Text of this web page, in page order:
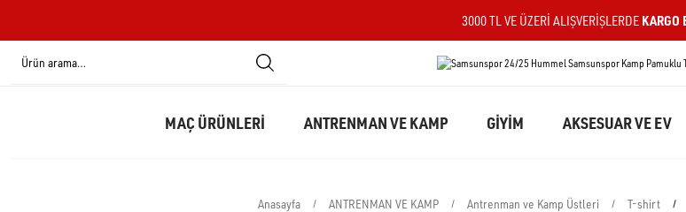
3000 TL VE ÜZERI ALIŞVERIŞLERDE KARGO
MAÇ ÜRÜNLERİ ANTRENMAN VE KAMP GİYİM AKSESUAR VE EV
Anasayfa ANTRENMAN VE KAMP Antrenman ve Kamp Üstleri T-shirt